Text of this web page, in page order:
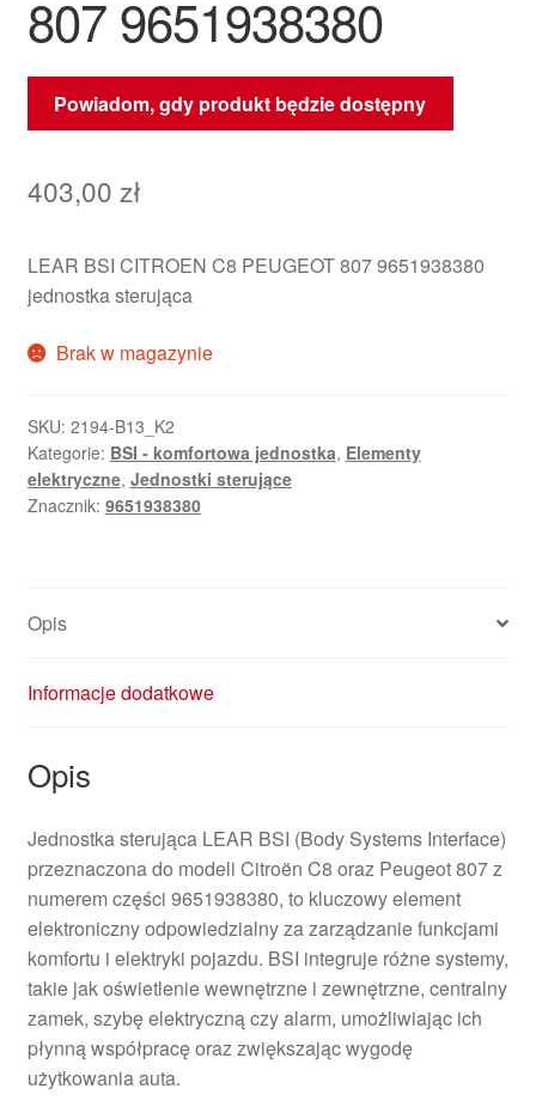
807 9651938380
Powiadom, gdy produkt będzie dostępny
403,00 zł
LEAR BSI CITROEN C8 PEUGEOT 807 9651938380
jednostka sterująca
Brak w magazynie
SKU: 2194-B13_K2
Kategorie: BSI - komfortowa jednostka, Elementy
elektryczne, Jednostki sterujące
Znacznik: 9651938380
Opis
Informacje dodatkowe
Opis
Jednostka sterująca LEAR BSI (Body Systems Interface)
przeznaczona do modeli Citroën C8 oraz Peugeot 807 z
numerem części 9651938380, to kluczowy element
elektroniczny odpowiedzialny za zarządzanie funkcjami
komfortu i elektryki pojazdu. BSI integruje różne systemy,
takie jak oświetlenie wewnętrzne i zewnętrzne, centralny
zamek, szybę elektryczną czy alarm, umożliwiając ich
płynną współpracę oraz zwiększając wygodę
użytkowania auta.